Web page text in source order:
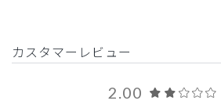
カスタマーレビュー
2.00